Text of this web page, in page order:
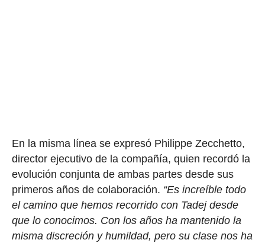
En la misma línea se expresó Philippe Zecchetto,
director ejecutivo de la compañía, quien recordó la
evolución conjunta de ambas partes desde sus
primeros años de colaboración. “Es increíble todo
el camino que hemos recorrido con Tadej desde
que lo conocimos. Con los años ha mantenido la
misma discreción y humildad, pero su clase nos ha